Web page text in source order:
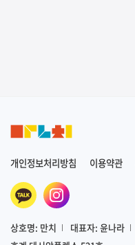
개인정보처리방침 이용약관
상호명: 만치 대표자: 윤나라